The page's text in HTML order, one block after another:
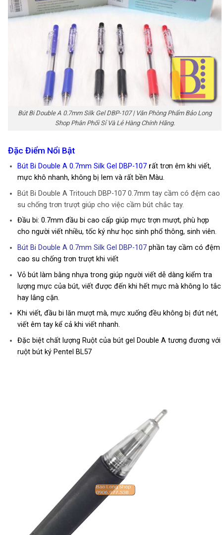
Bút Bi Double A 0.7mm Silk Gel DBP-107 | Văn Phòng Phẩm Bảo Long
Shop Phân Phối Sỉ Và Lẻ Hàng Chính Hãng.
Đặc Điểm Nổi Bật
Bút Bi Double A 0.7mm Silk Gel DBP-107rất trơn êm khi viết,
mực khô nhanh, không bị lem và rất bền Màu.
Bút Bi Double A Tritouch DBP-107 0.7mm tay cầm có đệm cao
su chống trơn trượt giúp cho việc cầm bút chắc tay.
Đầu bi: 0.7mm đầu bi cao cấp giúp mực trợn mượt, phù hợp
cho người viết nhiều, tốc ký như học sinh phổ thông, sinh viên.
Bút Bi Double A 0.7mm Silk Gel DBP-107phần tay cầm có đệm
cao su chống trơn trượt khi viết
Vỏ bút làm bằng nhựa trong giúp người viết dễ dàng kiểm tra
lượng mực của bút, viết được đến khi hết mực mà không lo tắc
hay lắng cặn.
Khi viết, đầu bi lăn mượt mà, mực xuống đều không bị đứt nét,
viết êm tay kể cả khi viết nhanh.
Đặc biệt chất lượng Ruột của bút gel Double A tương đương với
ruột bút ký Pentel BL57